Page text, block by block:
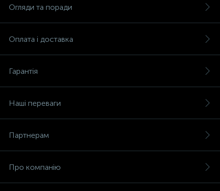
Огляди та поради
Оплата і доставка
Гарантія
Наші переваги
Партнерам
Про компанію